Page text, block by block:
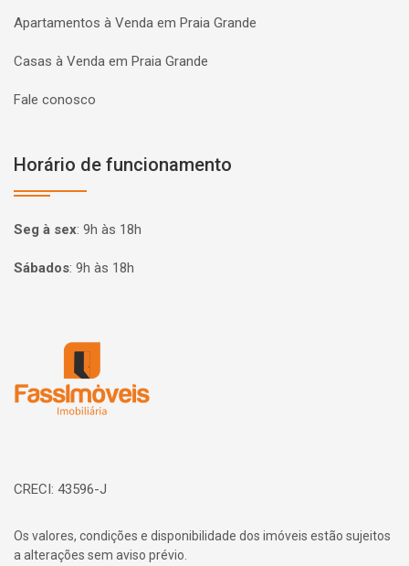
Apartamentos à Venda em Praia Grande
Casas à Venda em Praia Grande
Fale conosco
Horário de funcionamento
Seg à sex: 9h às 18h
Sábados: 9h às 18h
CRECI: 43596-J
Os valores, condições e disponibilidade dos imóveis estão sujeitos
a alterações sem aviso prévio.